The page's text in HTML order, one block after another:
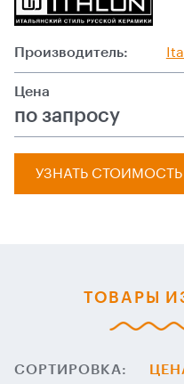
Производитель:
Цена
по запросу
УЗНАТЬ СТОИМОСТЬ
ТОВАРЫ
СОРТИРОВКА: